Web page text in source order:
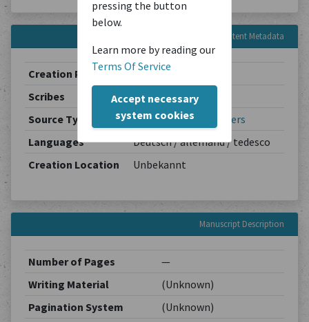
pressing the button
below.
Learn more by reading our
Terms Of Service
Accept necessary
system cookies
Content Metadata
Creation Period
1501-02-06
Scribes
Unbekannt
Source Type
Other Writings
Others
Languages
Deutsch / allemand / tedesco
Creation Location
Unbekannt
Manuscript Description
Number of Pages
—
Writing Material
(Unknown)
Pagination System
(Unknown)